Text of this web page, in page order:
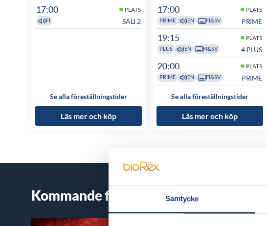
Samtycke
17:00 PLATS
FI SALI 2
Se alla föreställningstider
Läs mer och köp
17:00 PLATS
PRIME EN FI&SV PRIME
19:15 PLATS
PLUS EN FI&SV 4 PLUS
20:00 PLATS
PRIME EN FI&SV PRIME
Se alla föreställningstider
Läs mer och köp
Kommande filmer